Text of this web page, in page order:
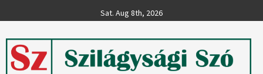
to
Sat. Aug 8th, 2026